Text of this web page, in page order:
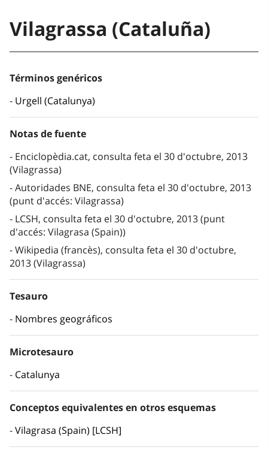
Vilagrassa (Cataluña)
Términos genéricos
Urgell (Catalunya)
Notas de fuente
Enciclopèdia.cat, consulta feta el 30 d'octubre, 2013
(Vilagrassa)
Autoridades BNE, consulta feta el 30 d'octubre, 2013
(punt d'accés: Vilagrassa)
LCSH, consulta feta el 30 d'octubre, 2013 (punt
d'accés: Vilagrasa (Spain))
Wikipedia (francès), consulta feta el 30 d'octubre,
2013 (Vilagrassa)
Tesauro
Nombres geográficos
Microtesauro
Catalunya
Conceptos equivalentes en otros esquemas
Vilagrasa (Spain) [LCSH]